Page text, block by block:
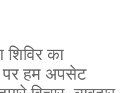
का
हम अपसेट